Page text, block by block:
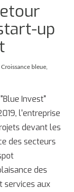
up
,Croissance bleue
Invest"
l'entreprise
devant les
des secteurs
des
services aux